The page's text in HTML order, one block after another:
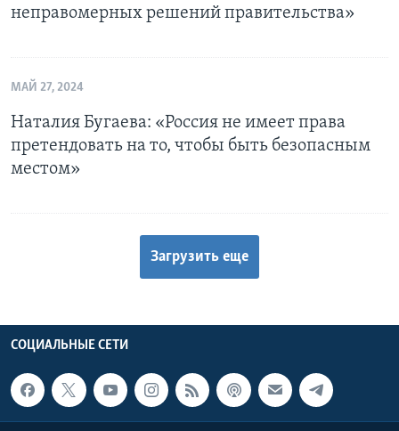
неправомерных решений правительства»
МАЙ 27, 2024
Наталия Бугаева: «Россия не имеет права
претендовать на то, чтобы быть безопасным
местом»
Загрузить еще
СОЦИАЛЬНЫЕ СЕТИ